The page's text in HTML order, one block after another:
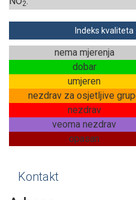
2
Indeks
nema mjerenja
dobar
umjeren
nezdrav za osjetljive
nezdrav
veoma nezdrav
opasan
Kontakt